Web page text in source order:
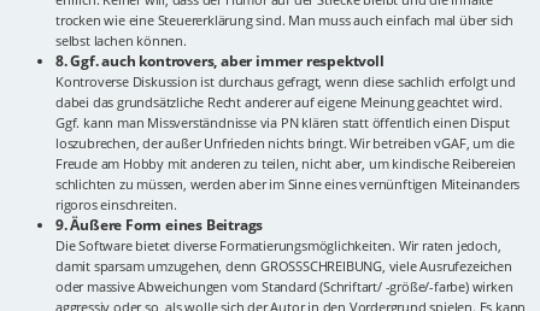
trocken wie eine Steuererklärung sind. Man muss auch einfach mal über sich
selbst lachen können.
8. Ggf. auch kontrovers, aber immer respektvoll
Kontroverse Diskussion ist durchaus gefragt, wenn diese sachlich erfolgt und
dabei das grundsätzliche Recht anderer auf eigene Meinung geachtet wird.
Ggf. kann man Missverständnisse via PN klären statt öffentlich einen Disput
loszubrechen, der außer Unfrieden nichts bringt. Wir betreiben vGAF, um die
Freude am Hobby mit anderen zu teilen, nicht aber, um kindische Reibereien
schlichten zu müssen, werden aber im Sinne eines vernünftigen Miteinanders
rigoros einschreiten.
9. Äußere Form eines Beitrags
Die Software bietet diverse Formatierungsmöglichkeiten. Wir raten jedoch,
damit sparsam umzugehen, denn GROSSSCHREIBUNG, viele Ausrufezeichen
oder massive Abweichungen vom Standard (Schriftart/ -größe/-farbe) wirken
aggressiv oder so, als wolle sich der Autor in den Vordergrund spielen. Es kann